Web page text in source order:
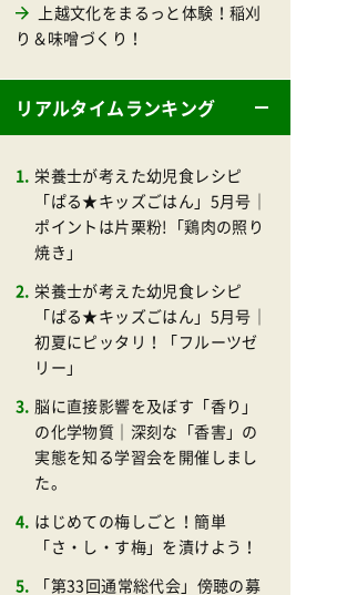
上越文化をまるっと体験！稲刈
り＆味噌づくり！
リアルタイムランキング
栄養士が考えた幼児食レシピ
「ぱる★キッズごはん」5月号｜
ポイントは片栗粉!「鶏肉の照り
焼き」
栄養士が考えた幼児食レシピ
「ぱる★キッズごはん」5月号｜
初夏にピッタリ！「フルーツゼ
リー」
脳に直接影響を及ぼす「香り」
の化学物質｜深刻な「香害」の
実態を知る学習会を開催しまし
た。
はじめての梅しごと！簡単
「さ・し・す梅」を漬けよう！
「第33回通常総代会」傍聴の募